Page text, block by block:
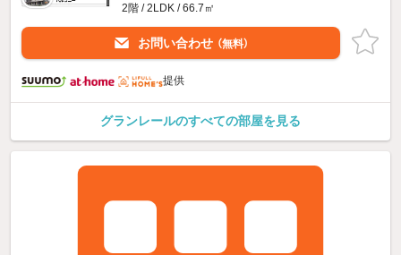
2階 / 2LDK / 66.7㎡
お問い合わせ （無料）
提供
グランレールのすべての部屋を見る